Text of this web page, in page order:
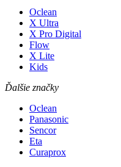
Oclean
X Ultra
X Pro Digital
Flow
X Lite
Kids
Ďalšie značky
Oclean
Panasonic
Sencor
Eta
Curaprox